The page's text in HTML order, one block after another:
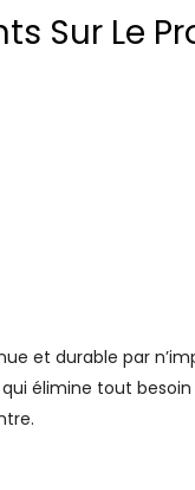
Sur Le
et durable par
élimine tout besoin